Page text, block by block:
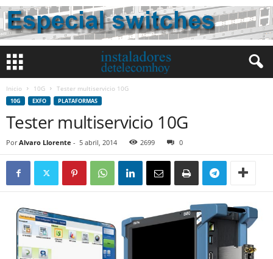
Inicio 10G Tester multiservicio 10G
10G EXFO PLATAFORMAS
Tester multiservicio 10G
Por Alvaro Llorente - 5 abril, 2014 2699 0